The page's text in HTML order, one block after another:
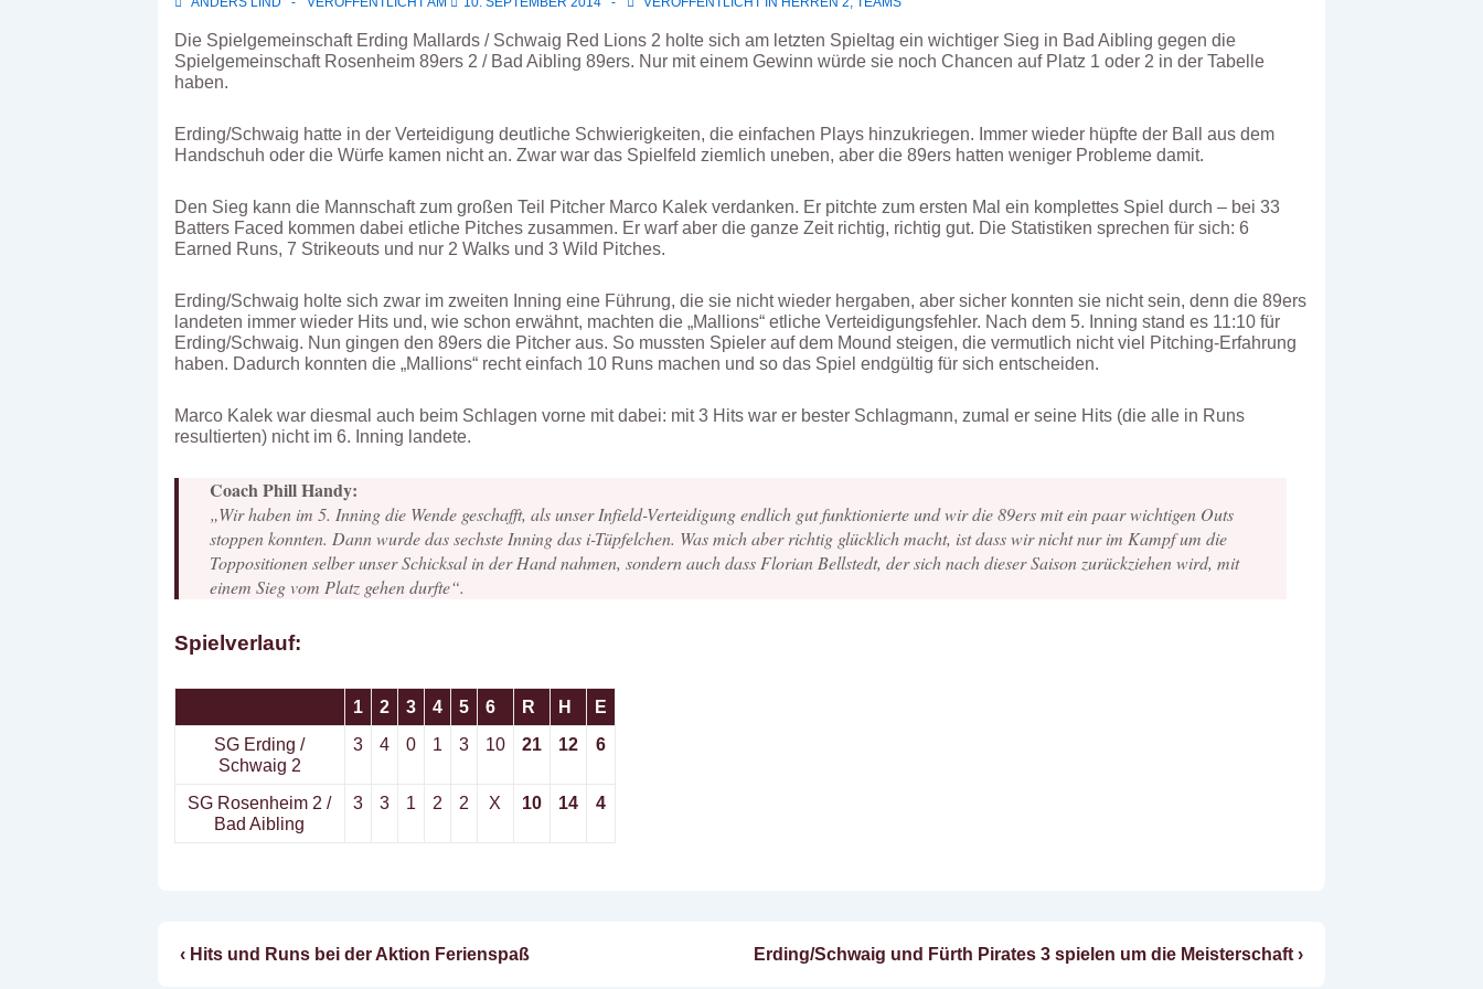
Die Spielgemeinschaft Erding Mallards / Schwaig Red Lions 2 holte sich am letzten Spieltag ein wichtiger Sieg in Bad Aibling gegen die
Spielgemeinschaft Rosenheim 89ers 2 / Bad Aibling 89ers. Nur mit einem Gewinn würde sie noch Chancen auf Platz 1 oder 2 in der Tabelle
haben.
Erding/Schwaig hatte in der Verteidigung deutliche Schwierigkeiten, die einfachen Plays hinzukriegen. Immer wieder hüpfte der Ball aus dem
Handschuh oder die Würfe kamen nicht an. Zwar war das Spielfeld ziemlich uneben, aber die 89ers hatten weniger Probleme damit.
Den Sieg kann die Mannschaft zum großen Teil Pitcher Marco Kalek verdanken. Er pitchte zum ersten Mal ein komplettes Spiel durch – bei 33
Batters Faced kommen dabei etliche Pitches zusammen. Er warf aber die ganze Zeit richtig, richtig gut. Die Statistiken sprechen für sich: 6
Earned Runs, 7 Strikeouts und nur 2 Walks und 3 Wild Pitches.
Erding/Schwaig holte sich zwar im zweiten Inning eine Führung, die sie nicht wieder hergaben, aber sicher konnten sie nicht sein, denn die 89ers
landeten immer wieder Hits und, wie schon erwähnt, machten die „Mallions“ etliche Verteidigungsfehler. Nach dem 5. Inning stand es 11:10 für
Erding/Schwaig. Nun gingen den 89ers die Pitcher aus. So mussten Spieler auf dem Mound steigen, die vermutlich nicht viel Pitching-Erfahrung
haben. Dadurch konnten die „Mallions“ recht einfach 10 Runs machen und so das Spiel endgültig für sich entscheiden.
Marco Kalek war diesmal auch beim Schlagen vorne mit dabei: mit 3 Hits war er bester Schlagmann, zumal er seine Hits (die alle in Runs
resultierten) nicht im 6. Inning landete.
Coach Phill Handy:
„Wir haben im 5. Inning die Wende geschafft, als unser Infield-Verteidigung endlich gut funktionierte und wir die 89ers mit ein paar wichtigen Outs
stoppen konnten. Dann wurde das sechste Inning das i-Tüpfelchen. Was mich aber richtig glücklich macht, ist dass wir nicht nur im Kampf um die
Toppositionen selber unser Schicksal in der Hand nahmen, sondern auch dass Florian Bellstedt, der sich nach dieser Saison zurückziehen wird, mit
einem Sieg vom Platz gehen durfte“.
Spielverlauf:
1 2 3 4 5 6 R H
E
SG Erding /
Schwaig 2
3 4 0 1 3 10 21 12 6
SG Rosenheim 2 /
Bad Aibling
3 3 1 2 2 X 10 14 4
Beitragsnavigation
Vorheriger
‹ Hits und Runs bei der Aktion Ferienspaß
Nächster
Erding/Schwaig und Fürth Pirates 3 spielen um die Meisterschaft ›